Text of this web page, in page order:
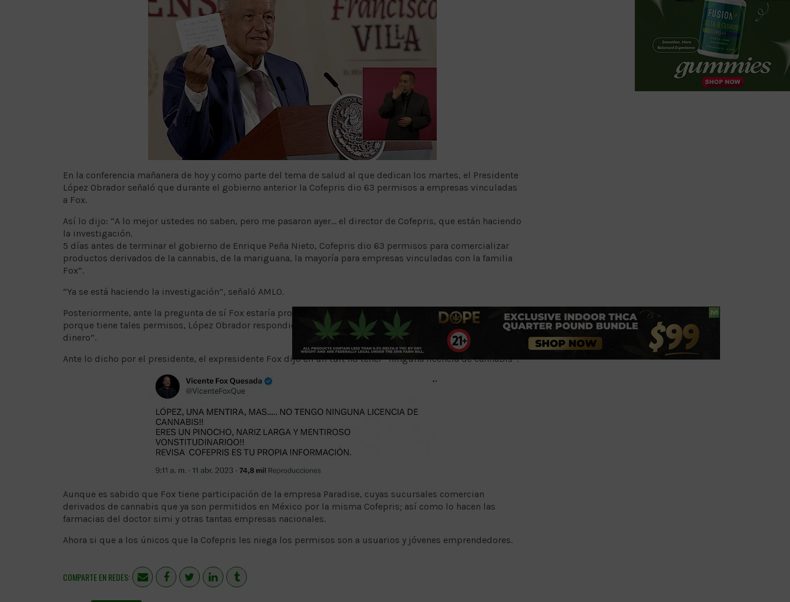
En la conferencia mañanera de hoy y como parte del tema de salud al que dedican los martes, el Presidente
López Obrador señaló que durante el gobierno anterior la Cofepris dio 63 permisos a empresas vinculadas
a Fox.
Así lo dijo: “A lo mejor ustedes no saben, pero me pasaron ayer… el director de Cofepris, que están haciendo
la investigación.
5 días antes de terminar el gobierno de Enrique Peña Nieto, Cofepris dio 63 permisos para comercializar
productos derivados de la cannabis, de la mariguana, la mayoría para empresas vinculadas con la familia
Fox”.
“Ya se está haciendo la investigación”, señaló AMLO.
Posteriormente, ante la pregunta de sí Fox estaría promoviendo la despenalización de la mariguana
porque tiene tales permisos, López Obrador respondió: “claro que hay un interés económico, su dios es el
dinero”.
Ante lo dicho por el presidente, el expresidente Fox dijo en un tuit no tener “ninguna licencia de cannabis”.
Aunque es sabido que Fox tiene participación de la empresa Paradise, cuyas sucursales comercian
derivados de cannabis que ya son permitidos en México por la misma Cofepris; así como lo hacen las
farmacias del doctor simi y otras tantas empresas nacionales.
Ahora si que a los únicos que la Cofepris les niega los permisos son a usuarios y jóvenes emprendedores.
COMPARTE EN REDES: